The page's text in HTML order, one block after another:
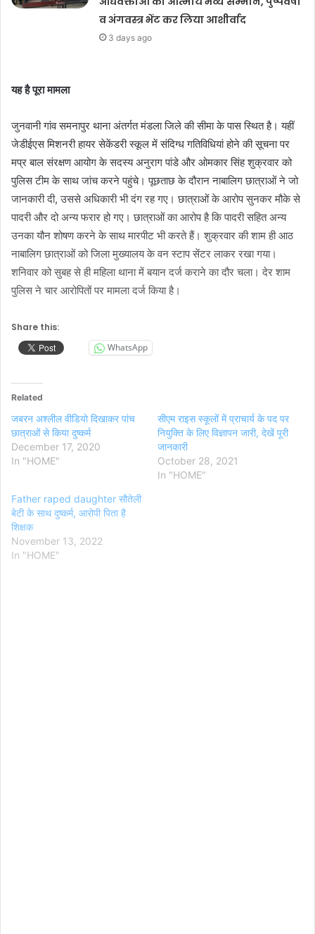
व अंगवस्त्र भेंट कर लिया आशीर्वाद
3 days ago
यह है पूरा मामला
जुनवानी गांव समनापुर थाना अंतर्गत मंडला जिले की सीमा के पास स्थित है। यहीं
जेडीईएस मिशनरी हायर सेकेंडरी स्कूल में संदिग्ध गतिविधियां होने की सूचना पर
मप्र बाल संरक्षण आयोग के सदस्य अनुराग पांडे और ओमकार सिंह शुक्रवार को
पुलिस टीम के साथ जांच करने पहुंचे। पूछताछ के दौरान नाबालिग छात्राओं ने जो
जानकारी दी, उससे अधिकारी भी दंग रह गए। छात्राओं के आरोप सुनकर मौके से
पादरी और दो अन्य फरार हो गए। छात्राओं का आरोप है कि पादरी सहित अन्य
उनका यौन शोषण करने के साथ मारपीट भी करते हैं। शुक्रवार की शाम ही आठ
नाबालिग छात्राओं को जिला मुख्यालय के वन स्टाप सेंटर लाकर रखा गया।
शनिवार को सुबह से ही महिला थाना में बयान दर्ज कराने का दौर चला। देर शाम
पुलिस ने चार आरोपितों पर मामला दर्ज किया है।
Share this:
WhatsApp
Related
जबरन अश्लील वीडियो दिखाकर पांच
छात्राओं से किया दुष्कर्म
December 17, 2020
In "HOME"
सीएम राइस स्कूलों में प्राचार्य के पद पर
नियुक्ति के लिए विज्ञापन जारी, देखें पूरी
जानकारी
October 28, 2021
In "HOME"
Father raped daughter सौतेली
बेटी के साथ दुष्कर्म, आरोपी पिता है
शिक्षक
November 13, 2022
In "HOME"